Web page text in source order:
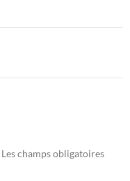
Les champs obligatoires